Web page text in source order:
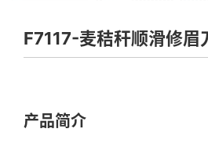
F7117-麦秸秆顺滑修眉
产品简介